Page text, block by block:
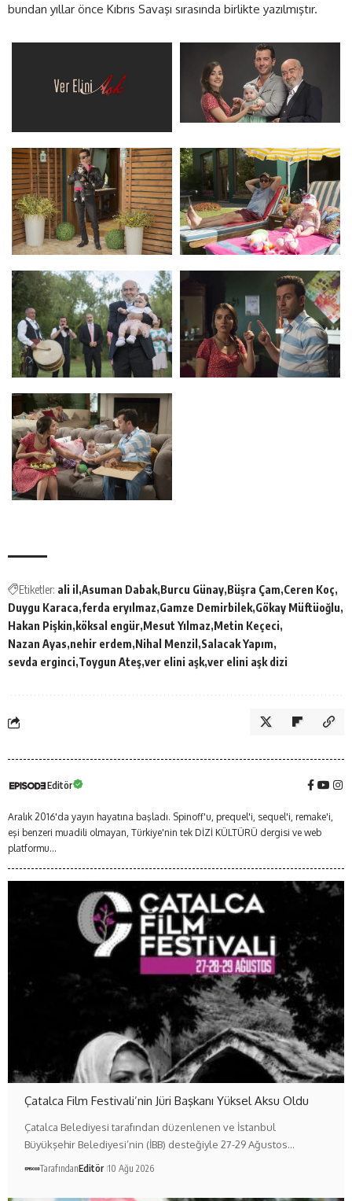
bundan yıllar önce Kıbrıs Savaşı sırasında birlikte yazılmıştır.
Etiketler: ali il Asuman Dabak Burcu Günay Büşra Çam Ceren Koç
Duygu Karaca ferda eryılmaz Gamze Demirbilek Gökay Müftüoğlu
Hakan Pişkin köksal engür Mesut Yılmaz Metin Keçeci
Nazan Ayas nehir erdem Nihal Menzil Salacak Yapım
sevda erginci Toygun Ateş ver elini aşk ver elini aşk dizi
Editör
Aralık 2016'da yayın hayatına başladı. Spinoff'u, prequel'i, sequel'i, remake'i,
eşi benzeri muadili olmayan, Türkiye'nin tek DİZİ KÜLTÜRÜ dergisi ve web
platformu...
Çatalca Film Festivali’nin Jüri Başkanı Yüksel Aksu Oldu
Çatalca Belediyesi tarafından düzenlenen ve İstanbul
Büyükşehir Belediyesi’nin (İBB) desteğiyle 27-29 Ağustos…
TarafındanEditör 10 Ağu 2026